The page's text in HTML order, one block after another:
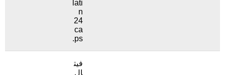
lati
n
24
ca
ps.
فيت
ال